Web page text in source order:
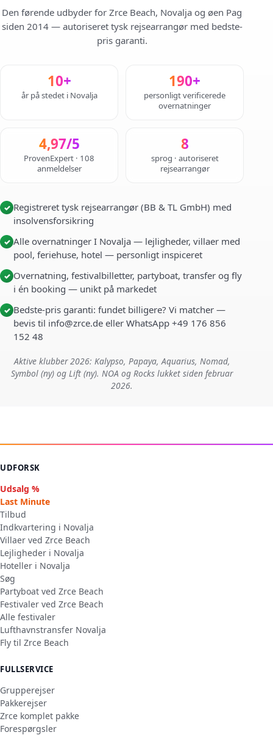
Den førende udbyder for Zrce Beach, Novalja og øen Pag
siden 2014 — autoriseret tysk rejsearrangør med bedste-
pris garanti.
10+
år på stedet i Novalja
190+
personligt verificerede
overnatninger
4,97/5
ProvenExpert · 108
anmeldelser
8
sprog · autoriseret
rejsearrangør
✓ Registreret tysk rejsearrangør (BB & TL GmbH) med
insolvensforsikring
✓ Alle overnatninger I Novalja — lejligheder, villaer med
pool, feriehuse, hotel — personligt inspiceret
✓ Overnatning, festivalbilletter, partyboat, transfer og fly
i én booking — unikt på markedet
✓ Bedste-pris garanti: fundet billigere? Vi matcher —
bevis til info@zrce.de eller WhatsApp +49 176 856
152 48
Aktive klubber 2026: Kalypso, Papaya, Aquarius, Nomad,
Symbol (ny) og Lift (ny). NOA og Rocks lukket siden februar
2026.
UDFORSK
Udsalg %
Last Minute
Tilbud
Indkvartering i Novalja
Villaer ved Zrce Beach
Lejligheder i Novalja
Hoteller i Novalja
Søg
Partyboat ved Zrce Beach
Festivaler ved Zrce Beach
Alle festivaler
Lufthavnstransfer Novalja
Fly til Zrce Beach
FULLSERVICE
Grupperejser
Pakkerejser
Zrce komplet pakke
Forespørgsler